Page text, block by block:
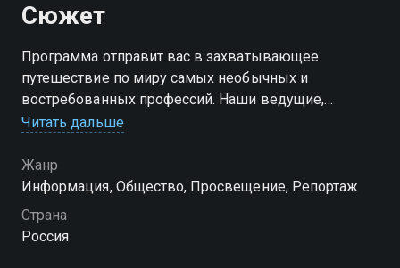
Сюжет
Программа отправит вас в захватывающее
путешествие по миру самых необычных и
востребованных профессий. Наши ведущие,
настоящие охотники за уникальными
которых вы даже не слышали!
Читать дальше
Жанр
Информация, Общество, Просвещение, Репортаж
Страна
Россия